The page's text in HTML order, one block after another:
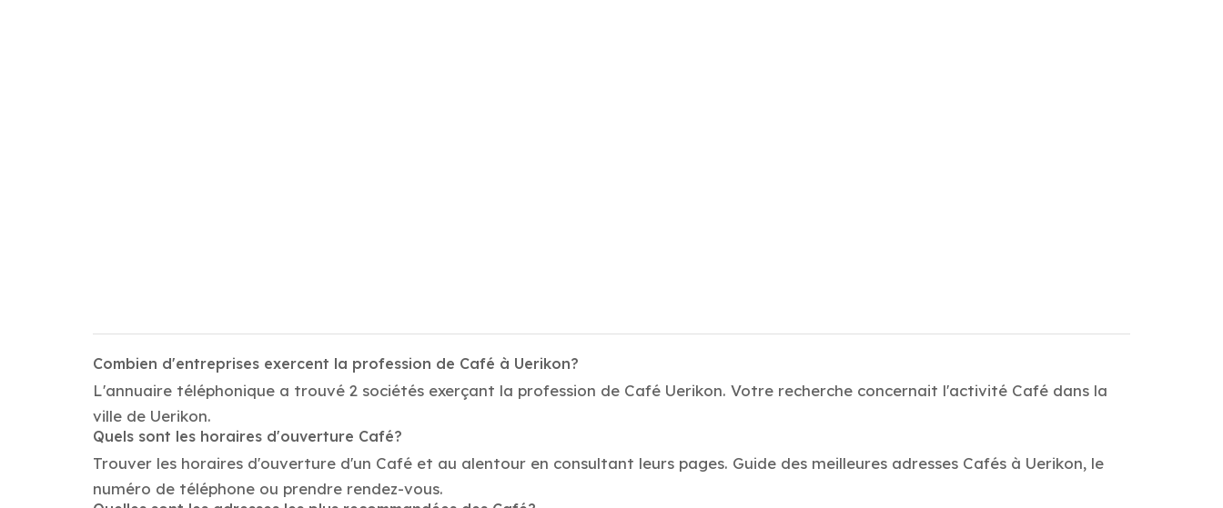
Combien d'entreprises exercent la profession de Café à Uerikon?
L'annuaire téléphonique a trouvé 2 sociétés exerçant la profession de Café Uerikon. Votre recherche concernait l'activité Café dans la
ville de Uerikon.
Quels sont les horaires d'ouverture Café?
Trouver les horaires d'ouverture d'un Café et au alentour en consultant leurs pages. Guide des meilleures adresses Cafés à Uerikon, le
numéro de téléphone ou prendre rendez-vous.